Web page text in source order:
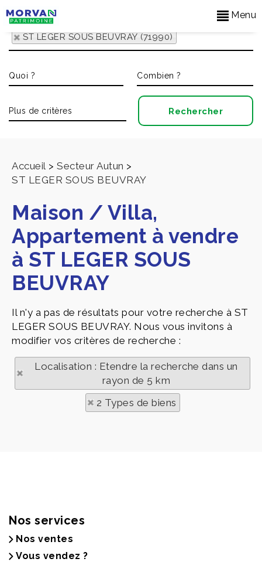
Menu
ST LEGER SOUS BEUVRAY (71990)
Accueil > Secteur Autun >
ST LEGER SOUS BEUVRAY
Maison / Villa,
Appartement à vendre
à ST LEGER SOUS
BEUVRAY
Il n'y a pas de résultats pour votre recherche à ST
LEGER SOUS BEUVRAY. Nous vous invitons à
modifier vos critères de recherche :
Localisation : Etendre la recherche dans un
rayon de 5 km
2 Types de biens
Nos services
Nos ventes
Vous vendez ?